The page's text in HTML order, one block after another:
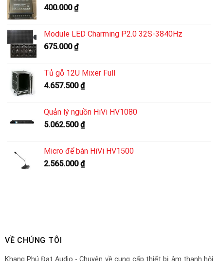
400.000₫
Module LED Charming P2.0 32S-3840Hz
675.000₫
Tủ gỗ 12U Mixer Full
4.657.500₫
Quản lý nguồn HiVi HV1080
5.062.500₫
Micro để bàn HiVi HV1500
2.565.000₫
VỀ CHÚNG TÔI
Khang Phú Đạt Audio - Chuyên về cung cấp thiết bị âm thanh hội